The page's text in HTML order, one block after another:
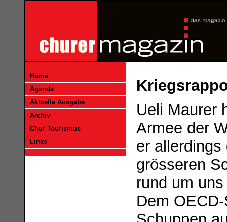
Home
Agenda
Aktuelle Ausgabe
Archiv
Chur Tourismus
Links
Ueli Maurer
Armee der
er
grösseren
rund um
Dem